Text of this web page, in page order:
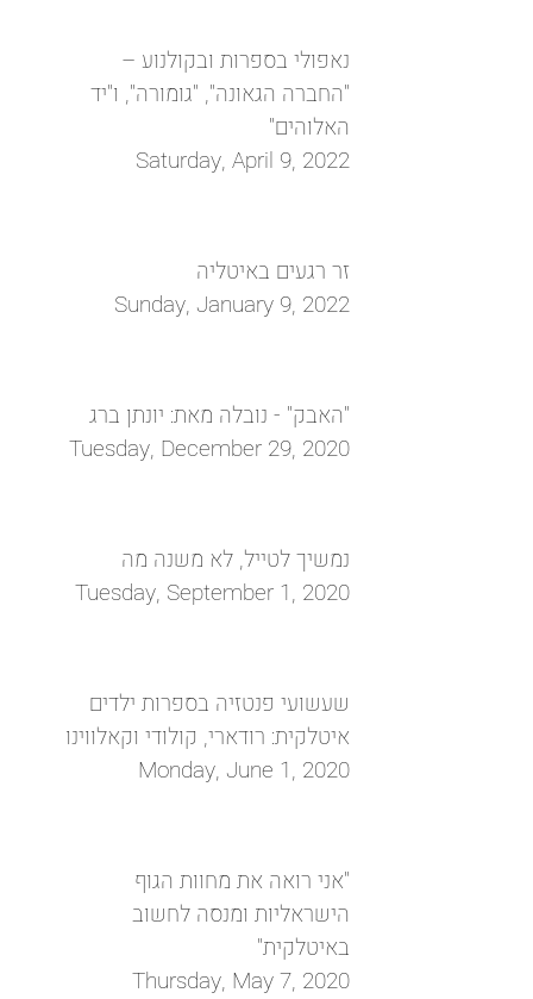
נאפולי בספרות ובקולנוע –
"החברה הגאונה", "גומורה", ו"יד
‏האלוהים"‏
Saturday, April 9, 2022
זר רגעים באיטליה
Sunday, January 9, 2022
"האבק" - נובלה מאת: יונתן ברג
Tuesday, December 29, 2020
נמשיך לטייל, לא משנה מה
Tuesday, September 1, 2020
שעשועי פנטזיה בספרות ילדים
איטלקית: רודארי, קולודי וקאלווינו
Monday, June 1, 2020
"אני רואה את מחוות הגוף
הישראליות ומנסה לחשוב
באיטלקית"
Thursday, May 7, 2020